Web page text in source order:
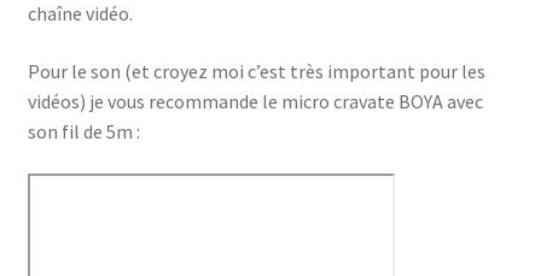
chaîne vidéo.
Pour le son (et croyez moi c’est très important pour les
vidéos) je vous recommande le micro cravate BOYA avec
son fil de 5m :